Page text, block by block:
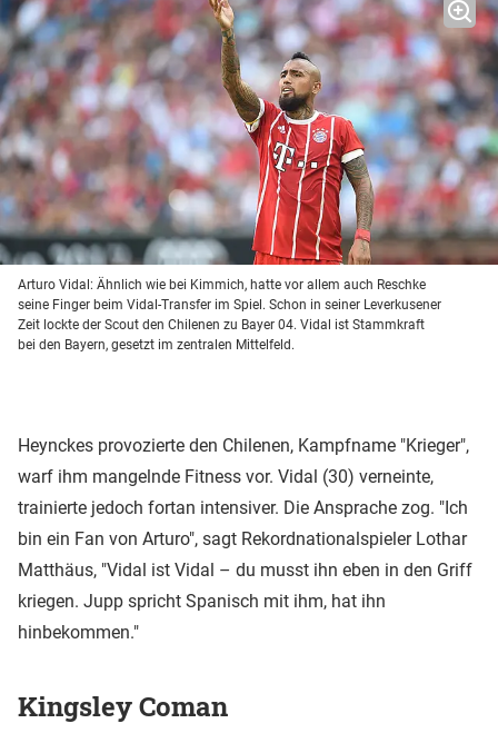
Arturo Vidal: Ähnlich wie bei Kimmich, hatte vor allem auch Reschke
seine Finger beim Vidal-Transfer im Spiel. Schon in seiner Leverkusener
Zeit lockte der Scout den Chilenen zu Bayer 04. Vidal ist Stammkraft
bei den Bayern, gesetzt im zentralen Mittelfeld.
Heynckes provozierte den Chilenen, Kampfname "Krieger",
warf ihm mangelnde Fitness vor. Vidal (30) verneinte,
trainierte jedoch fortan intensiver. Die Ansprache zog. "Ich
bin ein Fan von Arturo", sagt Rekordnationalspieler Lothar
Matthäus, "Vidal ist Vidal – du musst ihn eben in den Griff
kriegen. Jupp spricht Spanisch mit ihm, hat ihn
hinbekommen."
Kingsley Coman